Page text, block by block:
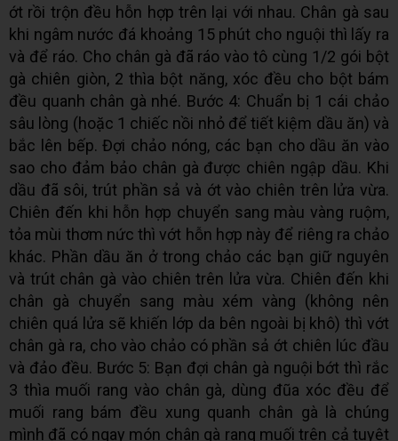
ớt rồi trộn đều hỗn hợp trên lại với nhau. Chân gà sau
khi ngâm nước đá khoảng 15 phút cho nguội thì lấy ra
và để ráo. Cho chân gà đã ráo vào tô cùng 1/2 gói bột
gà chiên giòn, 2 thìa bột năng, xóc đều cho bột bám
đều quanh chân gà nhé. Bước 4: Chuẩn bị 1 cái chảo
sâu lòng (hoặc 1 chiếc nồi nhỏ để tiết kiệm dầu ăn) và
bắc lên bếp. Đợi chảo nóng, các bạn cho dầu ăn vào
sao cho đảm bảo chân gà được chiên ngập dầu. Khi
dầu đã sôi, trút phần sả và ớt vào chiên trên lửa vừa.
Chiên đến khi hỗn hợp chuyển sang màu vàng ruộm,
tỏa mùi thơm nức thì vớt hỗn hợp này để riêng ra chảo
khác. Phần dầu ăn ở trong chảo các bạn giữ nguyên
và trút chân gà vào chiên trên lửa vừa. Chiên đến khi
chân gà chuyển sang màu xém vàng (không nên
chiên quá lửa sẽ khiến lớp da bên ngoài bị khô) thì vớt
chân gà ra, cho vào chảo có phần sả ớt chiên lúc đầu
và đảo đều. Bước 5: Bạn đợi chân gà nguội bớt thì rắc
3 thìa muối rang vào chân gà, dùng đũa xóc đều để
muối rang bám đều xung quanh chân gà là chúng
mình đã có ngay món chân gà rang muối trên cả tuyệt